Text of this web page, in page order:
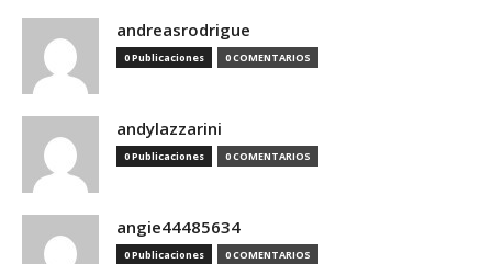
andreasrodrigue
0 Publicaciones 0 COMENTARIOS
andylazzarini
0 Publicaciones 0 COMENTARIOS
angie44485634
0 Publicaciones 0 COMENTARIOS